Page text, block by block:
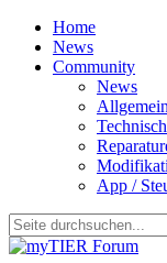
Home
News
Community
News
Allgemein
App /